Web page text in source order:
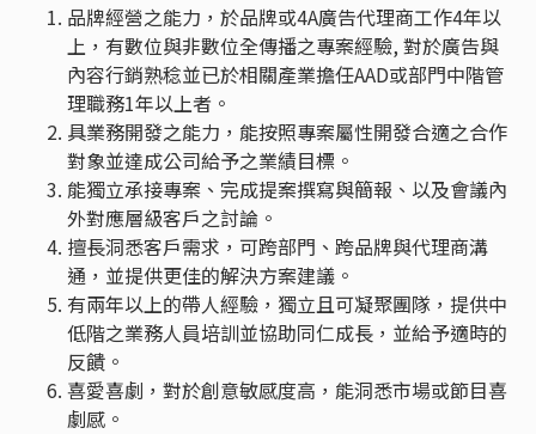
品牌經營之能力，於品牌或4A廣告代理商工作4年以
上，有數位與非數位全傳播之專案經驗, 對於廣告與
內容行銷熟稔並已於相關產業擔任AAD或部門中階管
理職務1年以上者。
具業務開發之能力，能按照專案屬性開發合適之合作
對象並達成公司給予之業績目標。
能獨立承接專案、完成提案撰寫與簡報、以及會議內
外對應層級客戶之討論。
擅長洞悉客戶需求，可跨部門、跨品牌與代理商溝
通，並提供更佳的解決方案建議。
有兩年以上的帶人經驗，獨立且可凝聚團隊，提供中
低階之業務人員培訓並協助同仁成長，並給予適時的
反饋。
喜愛喜劇，對於創意敏感度高，能洞悉市場或節目喜
劇感。